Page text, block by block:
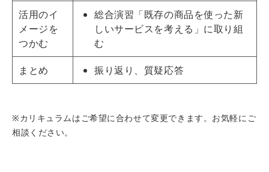
活用のイ
メージを
つかむ
総合演習「既存の商品を使った新
しいサービスを考える」に取り組
む
まとめ 振り返り、質疑応答
※カリキュラムはご希望に合わせて変更できます。お気軽にご
相談ください。